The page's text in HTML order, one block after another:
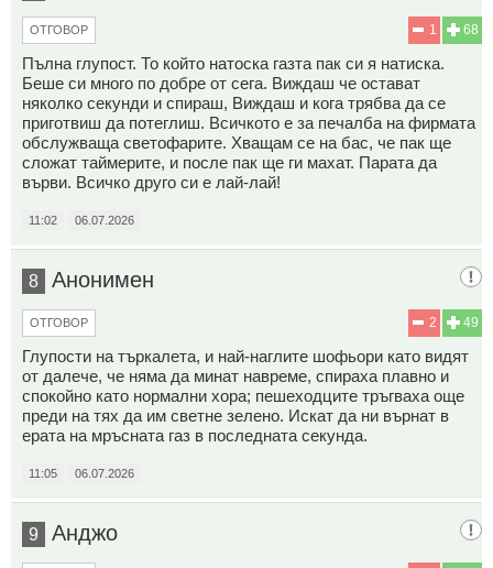
68
1
ОТГОВОР
Пълна глупост. То който натоска газта пак си я натиска.
Беше си много по добре от сега. Виждаш че остават
няколко секунди и спираш, Виждаш и кога трябва да се
приготвиш да потеглиш. Всичкото е за печалба на фирмата
обслужваща светофарите. Хващам се на бас, че пак ще
сложат таймерите, и после пак ще ги махат. Парата да
върви. Всичко друго си е лай-лай!
11:02 06.07.2026
8 Анонимен
49
2
ОТГОВОР
Глупости на търкалета, и най-наглите шофьори като видят
от далече, че няма да минат навреме, спираха плавно и
спокойно като нормални хора; пешеходците тръгваха още
преди на тях да им светне зелено. Искат да ни върнат в
ерата на мръсната газ в последната секунда.
11:05 06.07.2026
9 Анджо